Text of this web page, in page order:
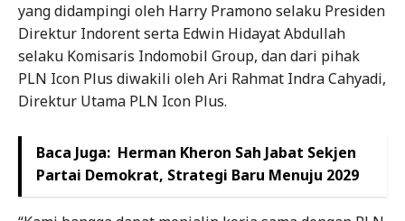
yang didampingi oleh Harry Pramono selaku Presiden
Direktur Indorent serta Edwin Hidayat Abdullah
selaku Komisaris Indomobil Group, dan dari pihak
PLN Icon Plus diwakili oleh Ari Rahmat Indra Cahyadi,
Direktur Utama PLN Icon Plus.
Baca Juga: Herman Kheron Sah Jabat Sekjen
Partai Demokrat, Strategi Baru Menuju 2029